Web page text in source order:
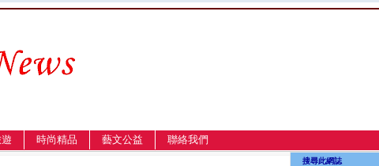
時尚精品 藝文公益 聯絡我們
搜尋此網誌